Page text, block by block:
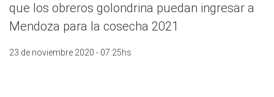
que los obreros golondrina puedan ingresar a
Mendoza para la cosecha 2021
23 de noviembre 2020 - 07:25hs